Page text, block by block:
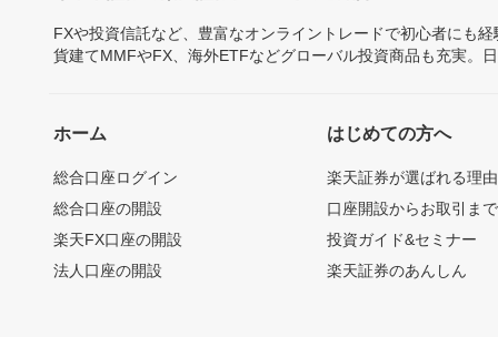
FXや投資信託など、豊富なオンライントレードで初心者にも
貨建てMMFやFX、海外ETFなどグローバル投資商品も充実。
ホーム
総合口座ログイン
総合口座の開設
楽天FX口座の開設
法人口座の開設
はじめての方へ
楽天証券が選ばれる理由
口座開設からお取引ま
投資ガイド&セミナー
楽天証券のあんしん